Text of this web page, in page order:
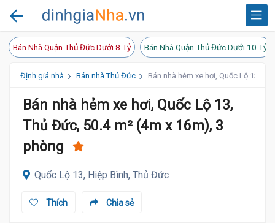
Bán Nhà Quận Thủ Đức Dưới 8 Tỷ Bán Nhà Quận Thủ Đức Dưới 10 Tỷ
Định giá nhà Bán nhà Thủ Đức Bán nhà hẻm xe hơi, Quốc Lộ 13,
Bán nhà hẻm xe hơi, Quốc Lộ 13,
Thủ Đức, 50.4 m² (4m x 16m), 3
phòng
Quốc Lộ 13, Hiệp Bình, Thủ Đức
Chia sẻ
Thích